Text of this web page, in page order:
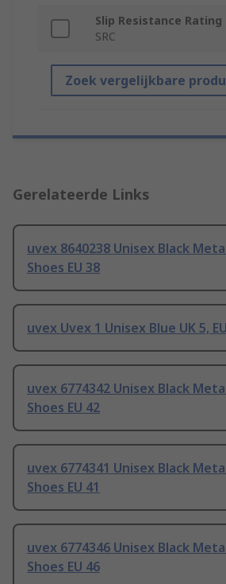
Slip Resistance Rating
SRC
Zoek vergelijkbare
Gerelateerde Links
uvex 8640238 Unisex Black
Shoes EU 38
uvex Uvex 1 Unisex Blue UK 5,
uvex 6774342 Unisex Black
Shoes EU 42
uvex 6774341 Unisex Black
Shoes EU 41
uvex 6774346 Unisex Black
Shoes EU 46